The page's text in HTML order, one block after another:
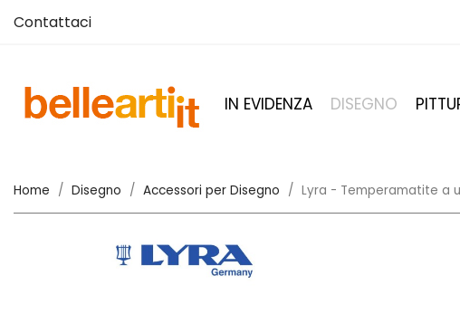
Contattaci
IN EVIDENZA DISEGNO
Home Disegno Accessori per Disegno Lyra - Temperamatite a